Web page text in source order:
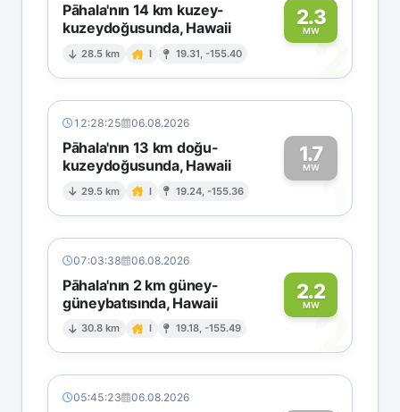
Pāhala'nın 14 km kuzey-
kuzeydoğusunda, Hawaii
28.5 km I 19.31, -155.40
2.3
MW2
12:28:25 06.08.2026
Pāhala'nın 13 km doğu-
kuzeydoğusunda, Hawaii
29.5 km I 19.24, -155.36
1.7
MW1
07:03:38 06.08.2026
Pāhala'nın 2 km güney-
güneybatısında, Hawaii
30.8 km I 19.18, -155.49
2.2
MW2
05:45:23 06.08.2026